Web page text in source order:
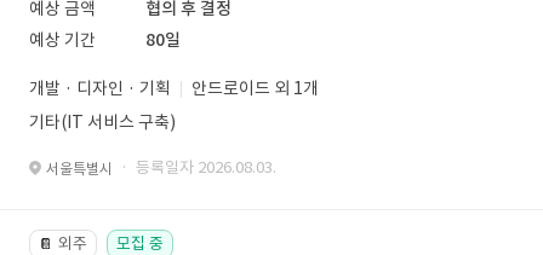
예상 금액
협의 후 결정
예상 기간
80일
개발 · 디자인 · 기획
안드로이드 외 1개
기타(IT 서비스 구축)
서울특별시 · 등록일자 2026.08.03.
📔 외주 모집 중